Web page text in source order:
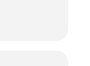
natural para